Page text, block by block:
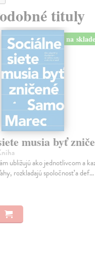
tituly
na sklade
musia byť
ubližujú ako jednotlivcom a
rozkladajú spoločnosť a def...